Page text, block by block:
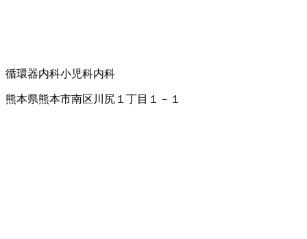
循環器内科小児科内科
熊本県熊本市南区川尻１丁目１－１